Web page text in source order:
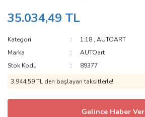
35.034,49 TL
Kategori 1:18 ,AUTOART
Marka
AUTOart
Stok Kodu
89377
3.944,59 TL den başlayan taksitlerle!
Gelince Haber Ver